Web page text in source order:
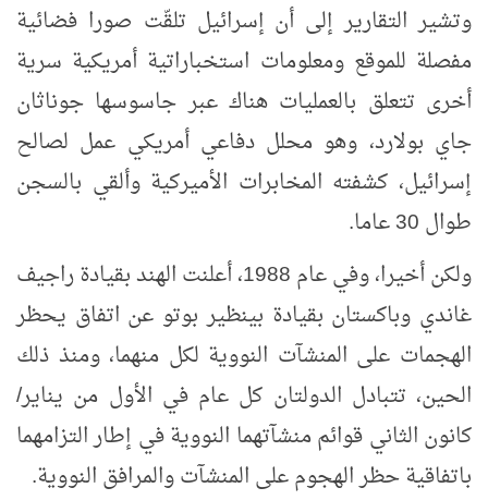
وتشير التقارير إلى أن إسرائيل تلقّت صورا فضائية
مفصلة للموقع ومعلومات استخباراتية أمريكية سرية
أخرى تتعلق بالعمليات هناك عبر جاسوسها جوناثان
جاي بولارد، وهو محلل دفاعي أمريكي عمل لصالح
إسرائيل، كشفته المخابرات الأميركية وألقي بالسجن
طوال 30 عاما.
ولكن أخيرا، وفي عام 1988، أعلنت الهند بقيادة راجيف
غاندي وباكستان بقيادة بينظير بوتو عن اتفاق يحظر
الهجمات على المنشآت النووية لكل منهما، ومنذ ذلك
الحين، تتبادل الدولتان كل عام في الأول من يناير/
كانون الثاني قوائم منشآتهما النووية في إطار التزامهما
باتفاقية حظر الهجوم على المنشآت والمرافق النووية.